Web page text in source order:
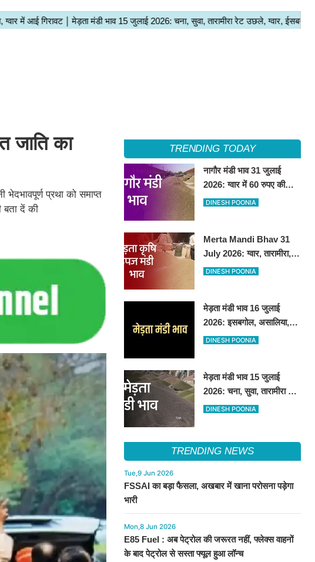
जाति का
प्रथा को समाप्त
बता दें की
TRENDING TODAY
नागौर मंडी भाव 31 जुलाई
2026: ग्वार में 60 रुपए की
तेजी, अन्य फसलों के भाव रहे
DINESH POONIA
Merta Mandi Bhav 31
July 2026: ग्वार, तारामीरा,
असालिया में तेजी, चना, सुवा,
DINESH POONIA
मेड़ता मंडी भाव 16 जुलाई
2026: इसबगोल, असालिया,
रायडा में तेजी चना, सुवा, ग्वार में
DINESH POONIA
मेड़ता मंडी भाव 15 जुलाई
2026: चना, सुवा, तारामीरा रेट
उछले, ग्वार, ईसबगोल,
DINESH POONIA
TRENDING NEWS
Tue,9 Jun 2026
FSSAI का बड़ा फैसला, अखबार में खाना परोसना पड़ेगा
भारी
Mon,8 Jun 2026
E85 Fuel : अब पेट्रोल की जरूरत नहीं, फ्लेक्स वाहनों
के बाद पेट्रोल से सस्ता फ्यूल हुआ लॉन्च